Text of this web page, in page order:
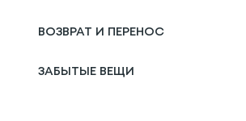
ВОЗВРАТ И ПЕРЕНОС
ЗАБЫТЫЕ ВЕЩИ